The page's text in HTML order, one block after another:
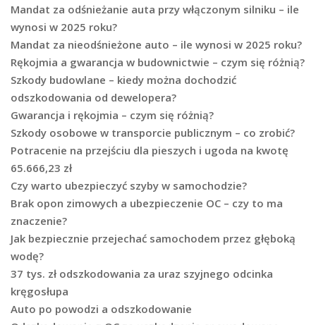
Mandat za odśnieżanie auta przy włączonym silniku – ile
wynosi w 2025 roku?
Mandat za nieodśnieżone auto – ile wynosi w 2025 roku?
Rękojmia a gwarancja w budownictwie – czym się różnią?
Szkody budowlane – kiedy można dochodzić
odszkodowania od dewelopera?
Gwarancja i rękojmia – czym się różnią?
Szkody osobowe w transporcie publicznym – co zrobić?
Potracenie na przejściu dla pieszych i ugoda na kwotę
65.666,23 zł
Czy warto ubezpieczyć szyby w samochodzie?
Brak opon zimowych a ubezpieczenie OC – czy to ma
znaczenie?
Jak bezpiecznie przejechać samochodem przez głęboką
wodę?
37 tys. zł odszkodowania za uraz szyjnego odcinka
kręgosłupa
Auto po powodzi a odszkodowanie